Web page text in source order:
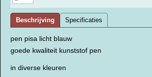
Beschrijving Specificaties
pen pisa licht blauw
goede kwaliteit kunststof pen
in diverse kleuren